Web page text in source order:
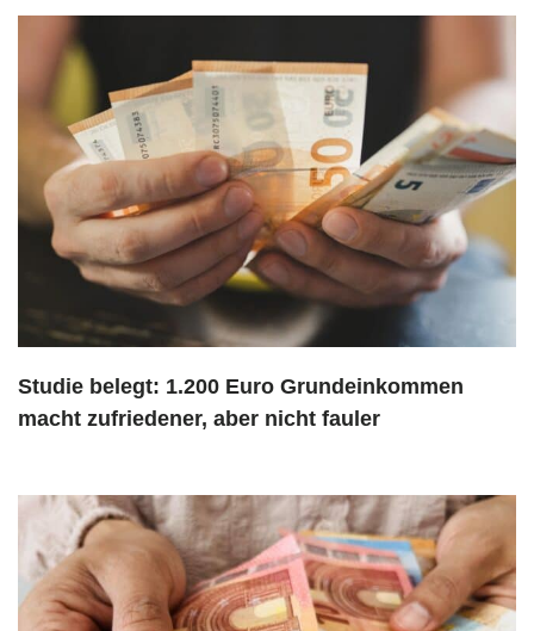
Studie belegt: 1.200 Euro Grundeinkommen
macht zufriedener, aber nicht fauler